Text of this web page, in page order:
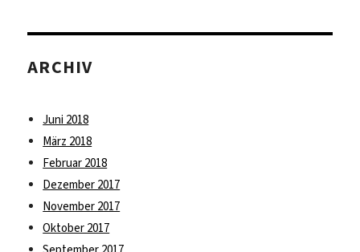
ARCHIV
Juni 2018
März 2018
Februar 2018
Dezember 2017
November 2017
Oktober 2017